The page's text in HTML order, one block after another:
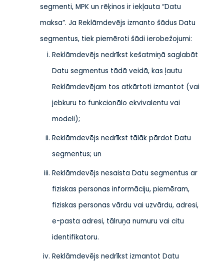
segmenti, MPK un rēķinos ir iekļauta “Datu
maksa”. Ja Reklāmdevējs izmanto šādus Datu
segmentus, tiek piemēroti šādi ierobežojumi:
Reklāmdevējs nedrīkst kešatmiņā saglabāt
Datu segmentus tādā veidā, kas ļautu
Reklāmdevējam tos atkārtoti izmantot (vai
jebkuru to funkcionālo ekvivalentu vai
modeli);
Reklāmdevējs nedrīkst tālāk pārdot Datu
segmentus; un
Reklāmdevējs nesaista Datu segmentus ar
fiziskas personas informāciju, piemēram,
fiziskas personas vārdu vai uzvārdu, adresi,
e-pasta adresi, tālruņa numuru vai citu
identifikatoru.
Reklāmdevējs nedrīkst izmantot Datu